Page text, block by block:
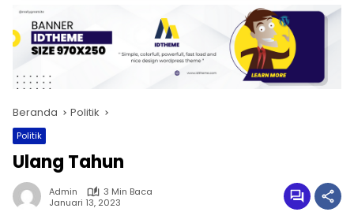
Beranda Politik
Politik
Ulang Tahun
Admin
3 Min Baca
Januari 13, 2023